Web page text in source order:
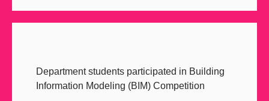
Department students participated in Building
Information Modeling (BIM) Competition